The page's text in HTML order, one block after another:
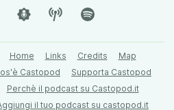
Home Links Credits
Map
Castopod
Supporta Castopod
Perchè il podcast su Castopod.it
il tuo podcast su castopod.it